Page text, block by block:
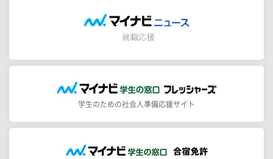
学生のための社会人準備応援サイト